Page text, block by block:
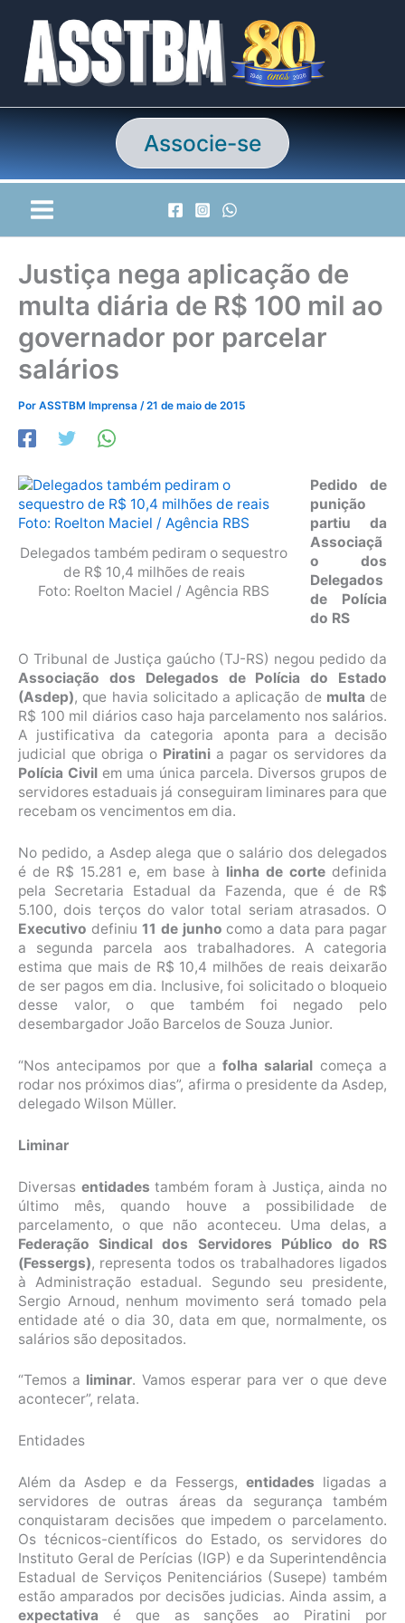
conteúdo
Associe-se
Justiça nega aplicação de
multa diária de R$ 100 mil ao
governador por parcelar
salários
Por ASSTBM Imprensa /21 de maio de 2015
Delegados também pediram o sequestro
de R$ 10,4 milhões de reais
Foto: Roelton Maciel / Agência RBS
Pedido de
punição
partiu da
Associaçã
o dos
Delegados
de Polícia
do RS
O Tribunal de Justiça gaúcho (TJ-RS) negou pedido da
Associação dos Delegados de Polícia do Estado
(Asdep), que havia solicitado a aplicação de multa de
R$ 100 mil diários caso haja parcelamento nos salários.
A justificativa da categoria aponta para a decisão
judicial que obriga o Piratini a pagar os servidores da
Polícia Civil em uma única parcela. Diversos grupos de
servidores estaduais já conseguiram liminares para que
recebam os vencimentos em dia.
No pedido, a Asdep alega que o salário dos delegados
é de R$ 15.281 e, em base à linha de corte definida
pela Secretaria Estadual da Fazenda, que é de R$
5.100, dois terços do valor total seriam atrasados. O
Executivo definiu 11 de junho como a data para pagar
a segunda parcela aos trabalhadores. A categoria
estima que mais de R$ 10,4 milhões de reais deixarão
de ser pagos em dia. Inclusive, foi solicitado o bloqueio
desse valor, o que também foi negado pelo
desembargador João Barcelos de Souza Junior.
“Nos antecipamos por que a folha salarial começa a
rodar nos próximos dias”, afirma o presidente da Asdep,
delegado Wilson Müller.
Liminar
Diversas entidadestambém foram à Justiça, ainda no
último mês, quando houve a possibilidade de
parcelamento, o que não aconteceu. Uma delas, a
Federação Sindical dos Servidores Público do RS
(Fessergs), representa todos os trabalhadores ligados
à Administração estadual. Segundo seu presidente,
Sergio Arnoud, nenhum movimento será tomado pela
entidade até o dia 30, data em que, normalmente, os
salários são depositados.
“Temos a liminar. Vamos esperar para ver o que deve
acontecer”, relata.
Entidades
Além da Asdep e da Fessergs, entidades ligadas a
servidores de outras áreas da segurança também
conquistaram decisões que impedem o parcelamento.
Os técnicos-científicos do Estado, os servidores do
Instituto Geral de Perícias (IGP) e da Superintendência
Estadual de Serviços Penitenciários (Susepe) também
estão amparados por decisões judicias. Ainda assim, a
expectativa é que as sanções ao Piratini por